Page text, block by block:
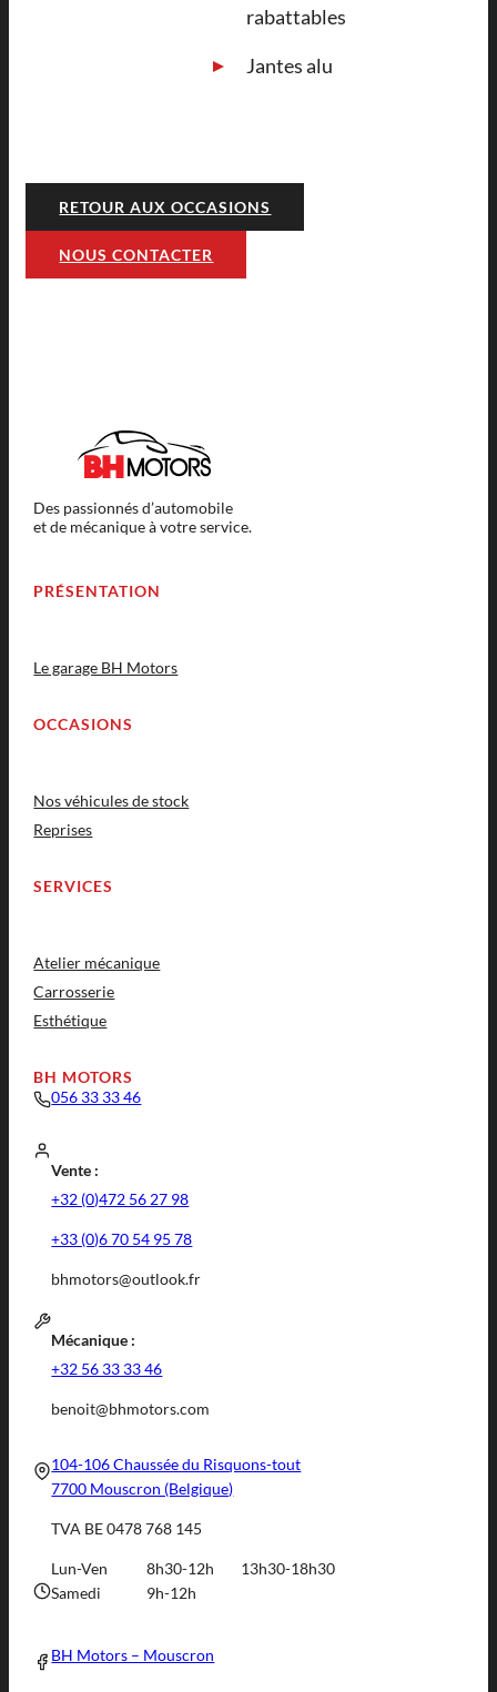
rabattables
Jantes alu
RETOUR AUX OCCASIONS
NOUS CONTACTER
Des passionnés d’automobile
et de mécanique à votre service.
PRÉSENTATION
Le garage BH Motors
OCCASIONS
Nos véhicules de stock
Reprises
SERVICES
Atelier mécanique
Carrosserie
Esthétique
BH MOTORS
056 33 33 46
Vente :
+32 (0)472 56 27 98
+33 (0)6 70 54 95 78
bhmotors@outlook.fr
Mécanique :
+32 56 33 33 46
benoit@bhmotors.com
104-106 Chaussée du Risquons-tout
7700 Mouscron (Belgique)
TVA BE 0478 768 145
Lun-Ven 8h30-12h
13h30-18h30
Samedi
9h-12h
BH Motors – Mouscron